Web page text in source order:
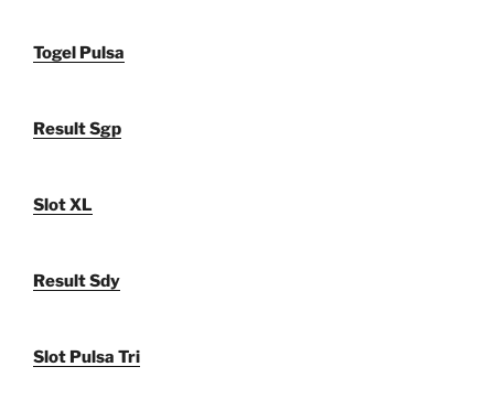
Togel Pulsa
Result Sgp
Slot XL
Result Sdy
Slot Pulsa Tri